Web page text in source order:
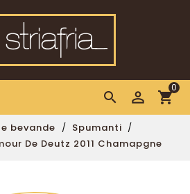
0
bevande
Spumanti
De Deutz 2011 Chamapgne